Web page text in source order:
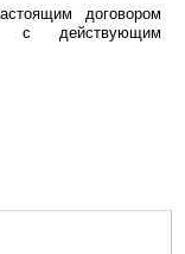
договором
с действующим